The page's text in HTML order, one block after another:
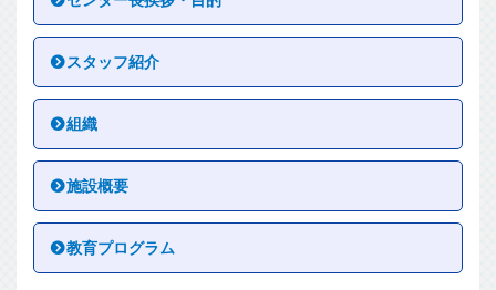
スタッフ紹介
組織
施設概要
教育プログラム